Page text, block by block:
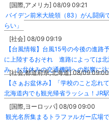
[国際,アメリカ] 08/09 09:21
バイデン前米大統領（83）がん闘
らい」
[社会] 08/09 09:19
【台風情報】台風15号の今後の進
に上陸するおそれ 進路によっては
み お盆休みの交通機関への影響に注
[社会,都道府県,北海道] 08/09 09:00
【さぁお盆休み】「学校のこと忘
北海道内でも観光帰省ラッシュ！JR
[国際,ヨーロッパ] 08/09 09:00
観光名所集まるトラファルガー広